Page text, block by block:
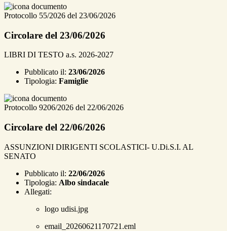
Protocollo 55/2026 del 23/06/2026
Circolare del 23/06/2026
LIBRI DI TESTO a.s. 2026-2027
Pubblicato il: 23/06/2026
Tipologia: Famiglie
Protocollo 9206/2026 del 22/06/2026
Circolare del 22/06/2026
ASSUNZIONI DIRIGENTI SCOLASTICI- U.Di.S.I. AL
SENATO
Pubblicato il: 22/06/2026
Tipologia: Albo sindacale
Allegati:
logo udisi.jpg
email_20260621170721.eml